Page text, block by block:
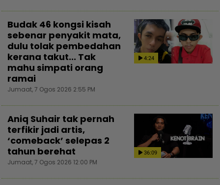
4:24
Budak 46 kongsi kisah
sebenar penyakit mata,
dulu tolak pembedahan
kerana takut... Tak
mahu simpati orang
ramai
Jumaat, 7 Ogos 2026 2:55 PM
36:09
Aniq Suhair tak pernah
terfikir jadi artis,
‘comeback’ selepas 2
tahun berehat
Jumaat, 7 Ogos 2026 12:00 PM